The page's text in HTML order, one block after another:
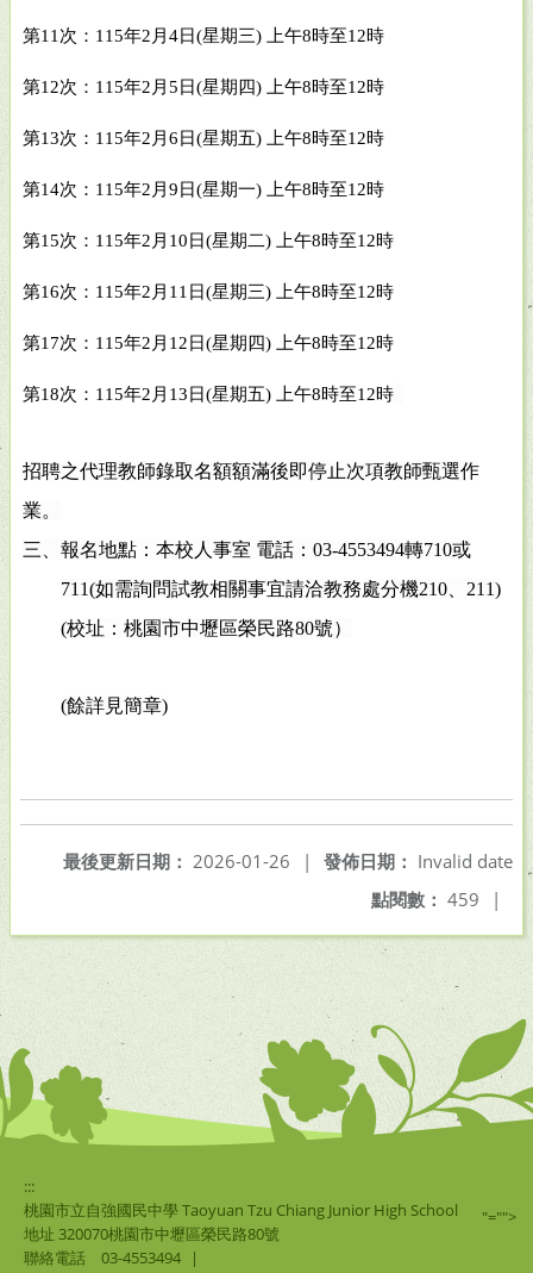
第11 次： 115年2 月4日(星期三) 上午8時至12時
第12次： 115年2 月5日(星期四) 上午8時至12時
第13次： 115年2 月6日(星期五) 上午8時至12時
第14次： 115年2 月9日(星期一) 上午8時至12時
第15次： 115年2 月 10日(星期二) 上午8時至12時
第16次： 115年2 月 11 日(星期三) 上午8時至12時
第17次： 115年2 月 12日(星期四) 上午8時至12時
第18次： 115年2 月 13日(星期五) 上午8時至12時
招聘之代理教師錄取名額額滿後即停止次項教師甄選作
業。
三、報名地點：本校人事室 電話： 03-4553494轉710或
711(如需詢問試教相關事宜請洽教務處分機210
211)
(校址：桃園市中壢區榮民路80號）
(餘詳見簡章)
發佈日期： Invalid date
最後更新日期： 2026-01-26
|
點閱數： 459 |
:::
桃園市立自強國民中學 Taoyuan Tzu Chiang Junior High School
地址 320070桃園市中壢區榮民路80號
聯絡電話
03-4553494
|
"="">